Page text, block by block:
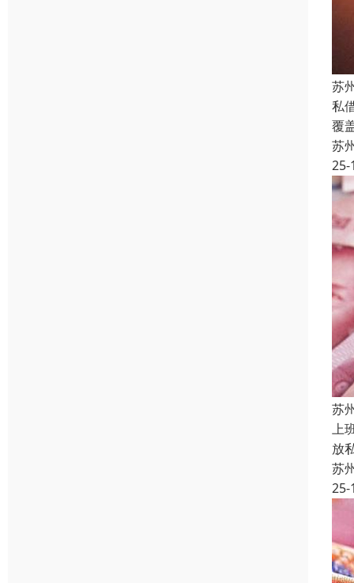
苏
私
覆
苏
25-
苏
上
放
苏
25-